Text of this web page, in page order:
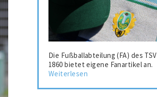
Die Fußballabteilung (FA) des TSV
1860 bietet eigene Fanartikel an.
Weiterlesen